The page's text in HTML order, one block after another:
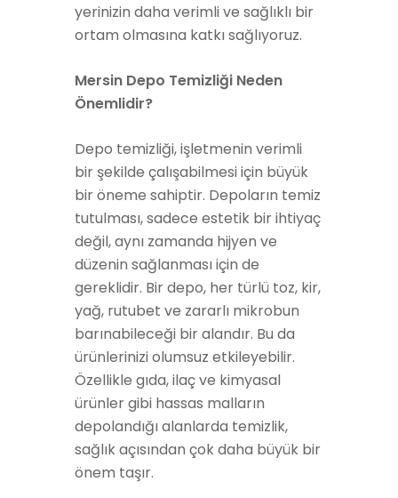
yerinizin daha verimli ve sağlıklı bir
ortam olmasına katkı sağlıyoruz.
Mersin Depo Temizliği Neden
Önemlidir?
Depo temizliği, işletmenin verimli
bir şekilde çalışabilmesi için büyük
bir öneme sahiptir. Depoların temiz
tutulması, sadece estetik bir ihtiyaç
değil, aynı zamanda hijyen ve
düzenin sağlanması için de
gereklidir. Bir depo, her türlü toz, kir,
yağ, rutubet ve zararlı mikrobun
barınabileceği bir alandır. Bu da
ürünlerinizi olumsuz etkileyebilir.
Özellikle gıda, ilaç ve kimyasal
ürünler gibi hassas malların
depolandığı alanlarda temizlik,
sağlık açısından çok daha büyük bir
önem taşır.